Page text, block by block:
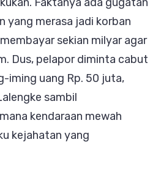
yang merasa jadi korban
sekian milyar agar
Dus, pelapor diminta cabut
iming uang Rp. 50 juta,
sambil
kendaraan mewah
kejahatan yang